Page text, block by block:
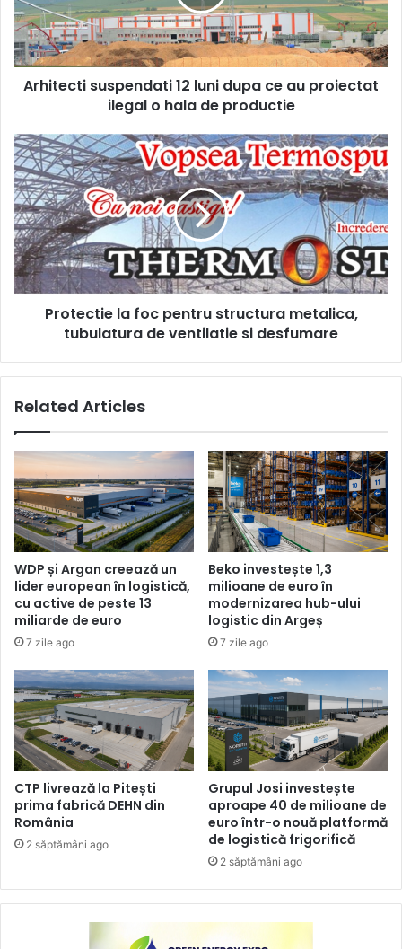
ce
au
proiectat
ilegal
productie
Arhitecti suspendati 12 luni dupa ce au proiectat
ilegal o hala de productie
Protectie
la
foc
pentru
structura
metalica,
tubulatura
de
ventilatie
desfumare
Protectie la foc pentru structura metalica,
tubulatura de ventilatie si desfumare
Related Articles
WDP și Argan creează un
lider european în logistică,
cu active de peste 13
miliarde de euro
7 zile ago
Beko investește 1,3
milioane de euro în
modernizarea hub-ului
logistic din Argeș
7 zile ago
CTP livrează la Pitești
prima fabrică DEHN din
România
2 săptămâni ago
Grupul Josi investește
aproape 40 de milioane de
euro într-o nouă platformă
de logistică frigorifică
2 săptămâni ago